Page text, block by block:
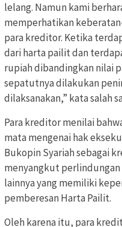
lelang. Namun kami
memperhatikan
para kreditor. Ketika
dari harta pailit dan
rupiah dibandingkan nilai
sepatutnya dilakukan
dilaksanakan,” kata salah
Para kreditor menilai
mata mengenai hak
Bukopin Syariah sebagai
menyangkut
lainnya yang memiliki
pemberesan Harta Pailit.
Oleh karena itu, para